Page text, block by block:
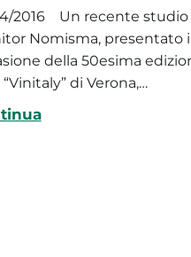
2016
Un recente studio
Nomisma, presentato
della 50esima
di Verona,…